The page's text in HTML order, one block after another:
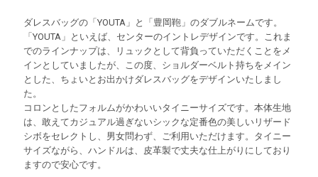
ダレスバッグの「YOUTA」と「豊岡鞄」のダブルネームです。
「YOUTA」といえば、センターのイントレデザインです。これま
でのラインナップは、リュックとして背負っていただくことをメ
インとしていましたが、この度、ショルダーベルト持ちをメイン
とした、ちょいとお出かけダレスバッグをデザインいたしまし
た。
コロンとしたフォルムがかわいいタイニーサイズです。本体生地
は、敢えてカジュアル過ぎないシックな定番色の美しいリザード
シボをセレクトし、男女問わず、ご利用いただけます。タイニー
サイズながら、ハンドルは、皮革製で丈夫な仕上がりにしており
ますので安心です。